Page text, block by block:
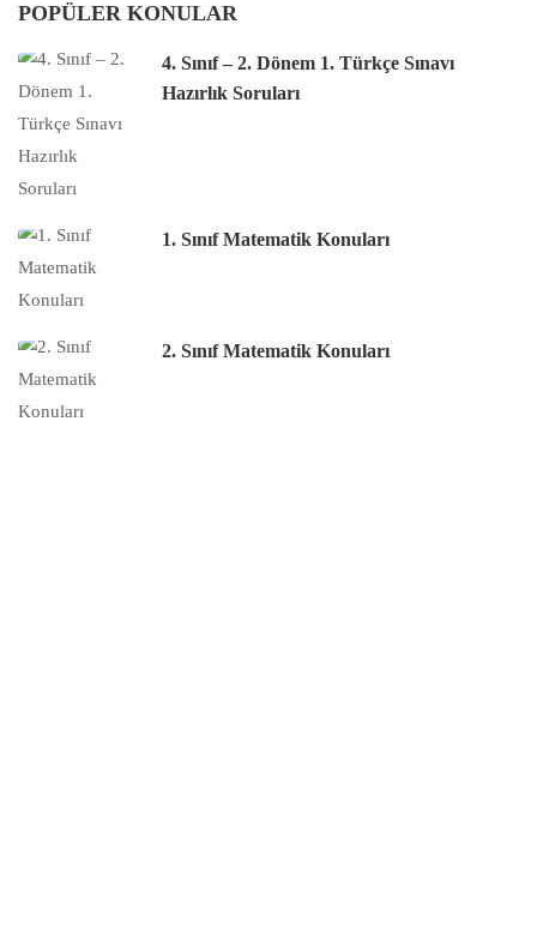
POPÜLER KONULAR
4. Sınıf – 2. Dönem 1. Türkçe Sınavı
Hazırlık Soruları
1. Sınıf Matematik Konuları
2. Sınıf Matematik Konuları